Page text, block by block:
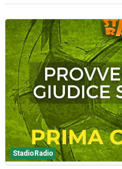
StadioRadio